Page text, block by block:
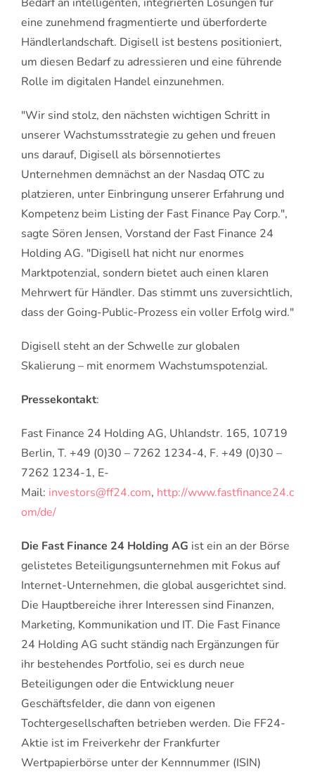
eine zunehmend fragmentierte und überforderte
Händlerlandschaft. Digisell ist bestens positioniert,
um diesen Bedarf zu adressieren und eine führende
Rolle im digitalen Handel einzunehmen.
"Wir sind stolz, den nächsten wichtigen Schritt in
unserer Wachstumsstrategie zu gehen und freuen
uns darauf, Digisell als börsennotiertes
Unternehmen demnächst an der Nasdaq OTC zu
platzieren, unter Einbringung unserer Erfahrung und
Kompetenz beim Listing der Fast Finance Pay Corp.",
sagte Sören Jensen, Vorstand der Fast Finance 24
Holding AG. "Digisell hat nicht nur enormes
Marktpotenzial, sondern bietet auch einen klaren
Mehrwert für Händler. Das stimmt uns zuversichtlich,
dass der Going-Public-Prozess ein voller Erfolg wird."
Digisell steht an der Schwelle zur globalen
Skalierung – mit enormem Wachstumspotenzial.
Pressekontakt:
Fast Finance 24 Holding AG, Uhlandstr. 165, 10719
Berlin, T. +49 (0)30 – 7262 1234-4, F. +49 (0)30 –
7262 1234-1, E-
Mail: investors@ff24.com, http://www.fastfinance24.c
om/de/
Die Fast Finance 24 Holding AG ist ein an der Börse
gelistetes Beteiligungsunternehmen mit Fokus auf
Internet-Unternehmen, die global ausgerichtet sind.
Die Hauptbereiche ihrer Interessen sind Finanzen,
Marketing, Kommunikation und IT. Die Fast Finance
24 Holding AG sucht ständig nach Ergänzungen für
ihr bestehendes Portfolio, sei es durch neue
Beteiligungen oder die Entwicklung neuer
Geschäftsfelder, die dann von eigenen
Tochtergesellschaften betrieben werden. Die FF24-
Aktie ist im Freiverkehr der Frankfurter
Wertpapierbörse unter der Kennnummer (ISIN)